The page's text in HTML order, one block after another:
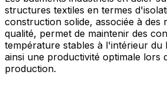
structures textiles en termes
construction solide, associée à des
qualité, permet de maintenir des
température stables à l'intérieur du
ainsi une productivité optimale lors
production.